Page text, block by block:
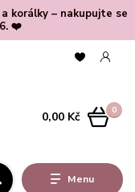
korálky – nakupujte se
❤️
Menu
0
0,00 Kč